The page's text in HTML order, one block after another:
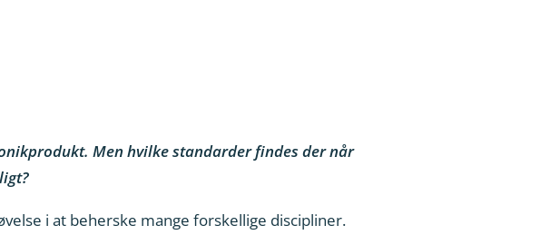
Men hvilke standarder findes der når
i at beherske mange forskellige discipliner.